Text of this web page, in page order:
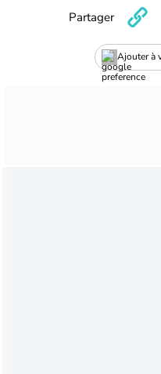
Ajouter à
Partager